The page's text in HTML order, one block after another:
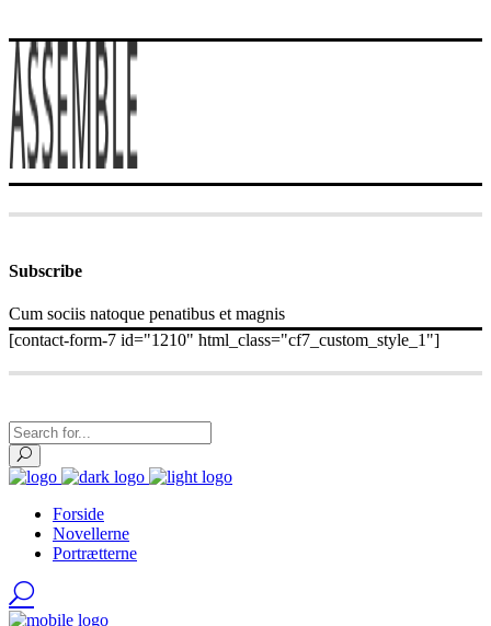
Subscribe
Cum sociis natoque penatibus et magnis
[contact-form-7 id="1210" html_class="cf7_custom_style_1"]
Forside
Novellerne
Portrætterne